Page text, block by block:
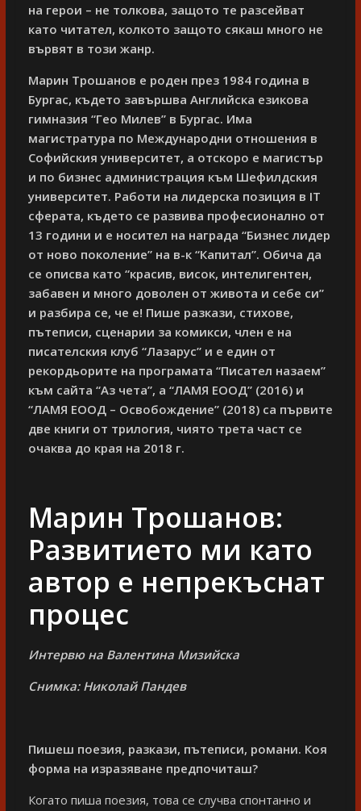
на герои – не толкова, защото те разсейват
като читател, колкото защото сякаш много не
вървят в този жанр.
Марин Трошанов е роден през 1984 година в
Бургас, където завършва Английска езикова
гимназия “Гео Милев” в Бургас. Има
магистратура по Международни отношения в
Софийския университет, а отскоро е магистър
и по бизнес администрация към Шефилдския
университет. Работи на лидерска позиция в IT
сферата, където се развива професионално от
13 години и е носител на награда “Бизнес лидер
от ново поколение” на в-к “Капитал”. Обича да
се описва като “красив, висок, интелигентен,
забавен и много доволен от живота и себе си”
и разбира се, че е! Пише разкази, стихове,
пътеписи, сценарии за комикси, член е на
писателския клуб “Лазарус” и е един от
рекордьорите на програмата “Писател назаем”
към сайта “Аз чета”, а “ЛАМЯ ЕООД” (2016) и
“ЛАМЯ ЕООД – Освобождение” (2018) са първите
две книги от трилогия, чиято трета част се
очаква до края на 2018 г.
Марин Трошанов:
Развитието ми като
автор е непрекъснат
процес
Интервю на Валентина Мизийска
Снимка: Николай Пандев
Пишеш поезия, разкази, пътеписи, романи. Коя
форма на изразяване предпочиташ?
Когато пиша поезия, това се случва спонтанно и